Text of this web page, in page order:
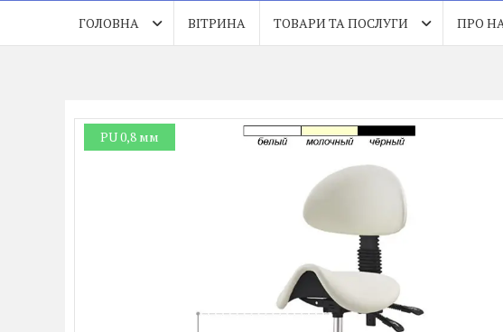
ГОЛОВНА ВІТРИНА ТОВАРИ ТА ПОСЛУГИ ПРО
PU 0,8 мм